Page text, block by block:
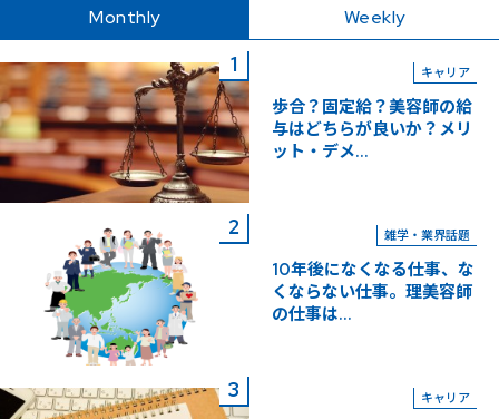
Monthly Weekly
キャリア
歩合？固定給？美容師の給
与はどちらが良いか？メリ
ット・デメ...
雑学・業界話題
10年後になくなる仕事、な
くならない仕事。理美容師
の仕事は...
キャリア